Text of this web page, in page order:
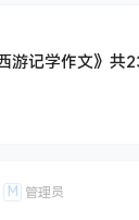
游记学作文》共
M 管理员